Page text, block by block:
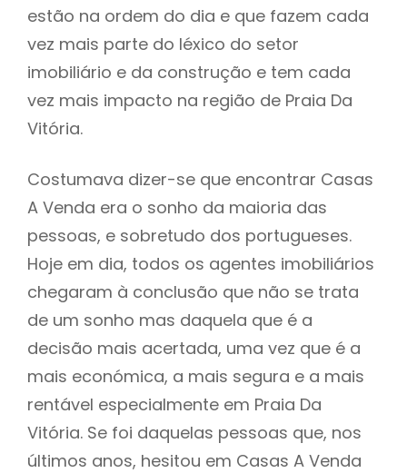
estão na ordem do dia e que fazem cada
vez mais parte do léxico do setor
imobiliário e da construção e tem cada
vez mais impacto na região de Praia Da
Vitória.
Costumava dizer-se que encontrar Casas
A Venda era o sonho da maioria das
pessoas, e sobretudo dos portugueses.
Hoje em dia, todos os agentes imobiliários
chegaram à conclusão que não se trata
de um sonho mas daquela que é a
decisão mais acertada, uma vez que é a
mais económica, a mais segura e a mais
rentável especialmente em Praia Da
Vitória. Se foi daquelas pessoas que, nos
últimos anos, hesitou em Casas A Venda